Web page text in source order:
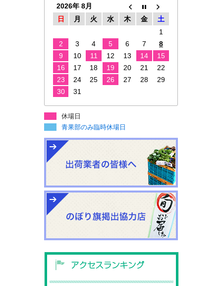
2026年 8月
日
月 火 水 木 金
土
1
2
3 4 5 6 7
8
9
10 11 12 13 14
15
16
17 18 19 20 21
22
23
24 25 26 27 28
29
30
31
休場日
青果部のみ臨時休場日